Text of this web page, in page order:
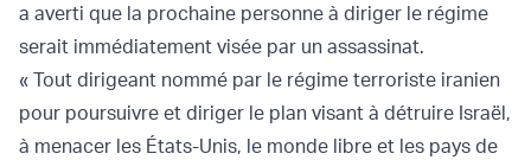
a averti que la prochaine personne à diriger le régime
serait immédiatement visée par un assassinat.
« Tout dirigeant nommé par le régime terroriste iranien
pour poursuivre et diriger le plan visant à détruire Israël,
à menacer les États-Unis, le monde libre et les pays de